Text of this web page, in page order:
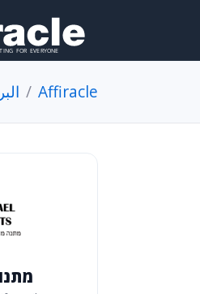
Affiracle